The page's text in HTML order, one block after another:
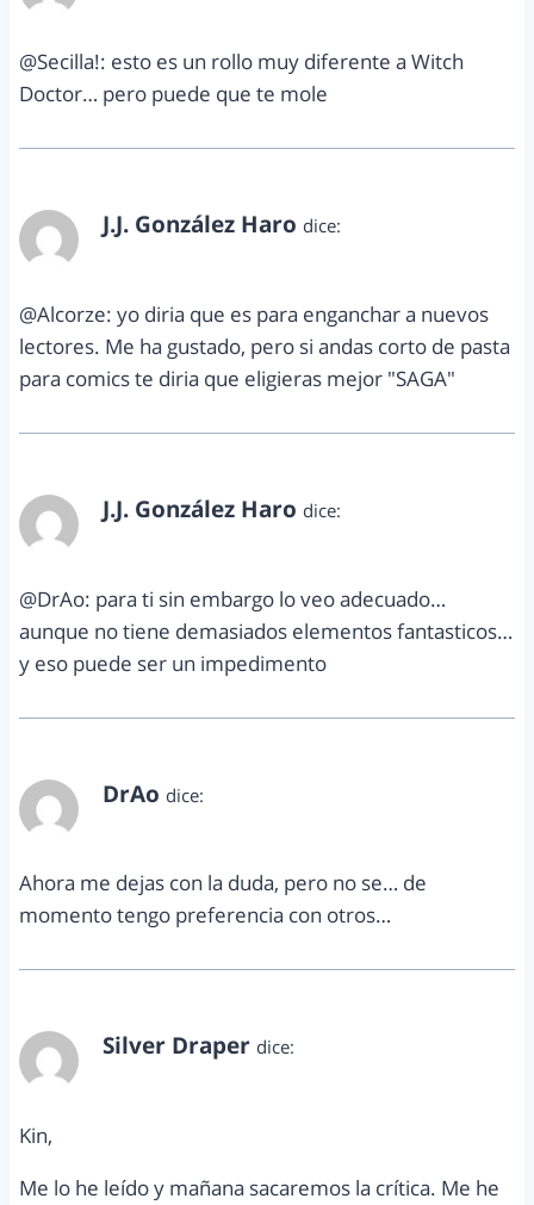
@Secilla!: esto es un rollo muy diferente a Witch
Doctor… pero puede que te mole
J.J. González Haro dice:
@Alcorze: yo diria que es para enganchar a nuevos
lectores. Me ha gustado, pero si andas corto de pasta
para comics te diria que eligieras mejor "SAGA"
J.J. González Haro dice:
@DrAo: para ti sin embargo lo veo adecuado…
aunque no tiene demasiados elementos fantasticos…
y eso puede ser un impedimento
DrAo dice:
Ahora me dejas con la duda, pero no se… de
momento tengo preferencia con otros…
Silver Draper dice:
Kin,
Me lo he leído y mañana sacaremos la crítica. Me he